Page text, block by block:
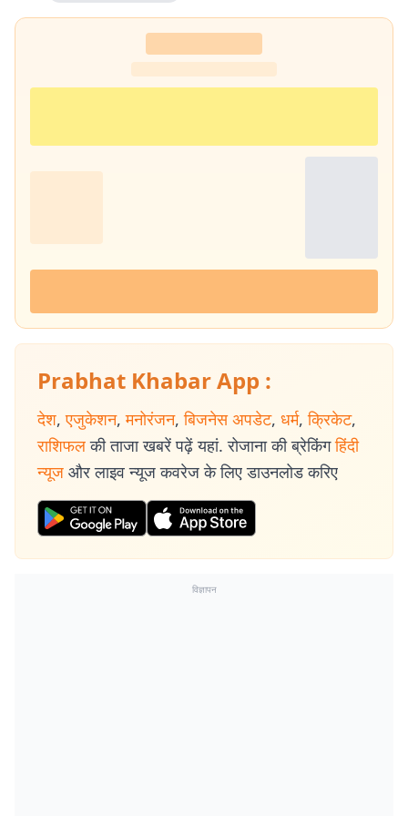
Prabhat Khabar App :
देश, एजुकेशन, मनोरंजन, बिजनेस अपडेट, धर्म, क्रिकेट,
राशिफल की ताजा खबरें पढ़ें यहां. रोजाना की ब्रेकिंग हिंदी
न्यूज और लाइव न्यूज कवरेज के लिए डाउनलोड करिए
विज्ञापन